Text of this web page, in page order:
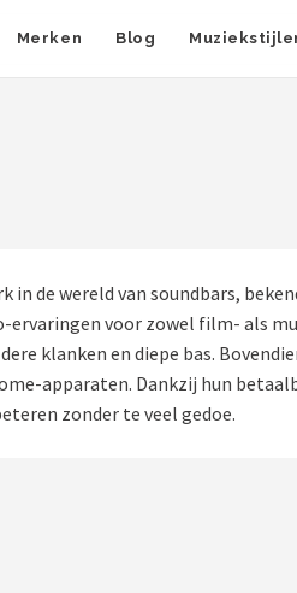
Merken Blog
in de wereld van soundbars,
ervaringen voor zowel film- als
klanken en diepe bas.
apparaten. Dankzij hun
zonder te veel gedoe.